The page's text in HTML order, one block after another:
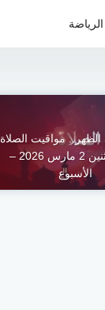
الرياضة
الظهر.. مواقيت الصلاة
اليوم الاثنين 2 مارس 2026 –
الأسبوع